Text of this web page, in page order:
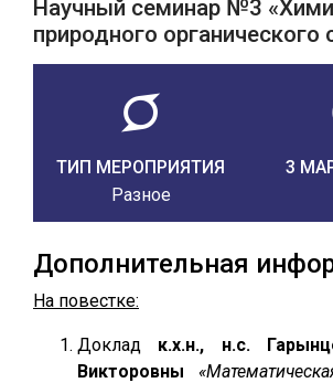
Научный семинар №3
природного органического
ТИП МЕРОПРИЯТИЯ
Разное
3
Дополнительная
На повестке:
Доклад к.х.н., н.с.
Викторовны